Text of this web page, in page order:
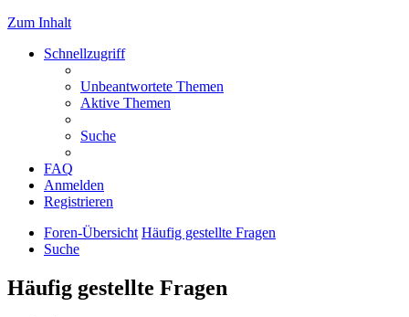
Zum Inhalt
Schnellzugriff
Unbeantwortete Themen
Aktive Themen
Suche
FAQ
Anmelden
Registrieren
Foren-Übersicht Häufig gestellte Fragen
Suche
Häufig gestellte Fragen